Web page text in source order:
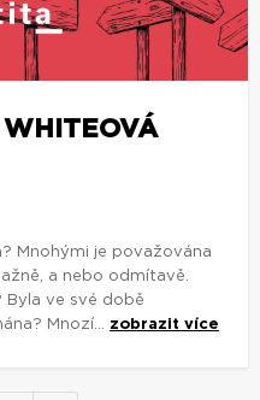
WHITEOVÁ
Mnohými je považována
a nebo odmítavě.
Byla ve své době
Mnozí... zobrazit více